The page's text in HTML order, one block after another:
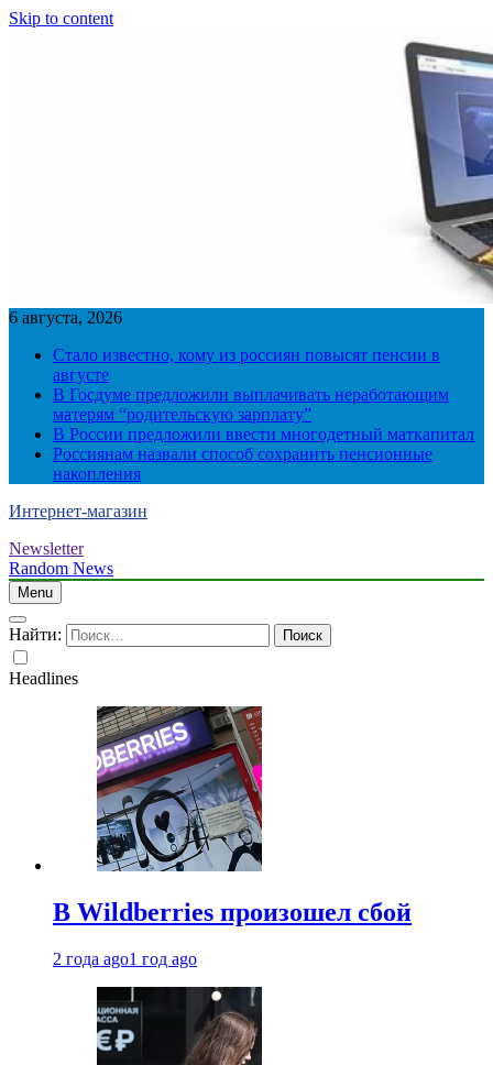
Skip to content
6 августа, 2026
Стало известно, кому из россиян повысят пенсии в
августе
В Госдуме предложили выплачивать неработающим
матерям “родительскую зарплату”
В России предложили ввести многодетный маткапитал
Россиянам назвали способ сохранить пенсионные
накопления
Интернет-магазин
Newsletter
Random News
Menu
Найти:
Headlines
В Wildberries произошел сбой
2 года ago1 год ago